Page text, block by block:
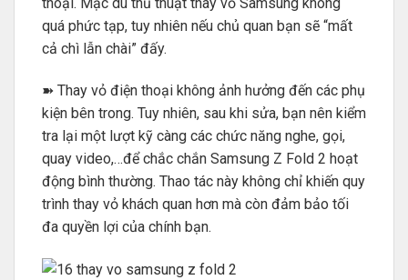
quá phức tạp, tuy nhiên nếu chủ quan bạn sẽ “mất
cả chì lẫn chài” đấy.
➽ Thay vỏ điện thoại không ảnh hưởng đến các phụ
kiện bên trong. Tuy nhiên, sau khi sửa, bạn nên kiểm
tra lại một lượt kỹ càng các chức năng nghe, gọi,
quay video,…để chắc chắn Samsung Z Fold 2 hoạt
động bình thường. Thao tác này không chỉ khiến quy
trình thay vỏ khách quan hơn mà còn đảm bảo tối
đa quyền lợi của chính bạn.